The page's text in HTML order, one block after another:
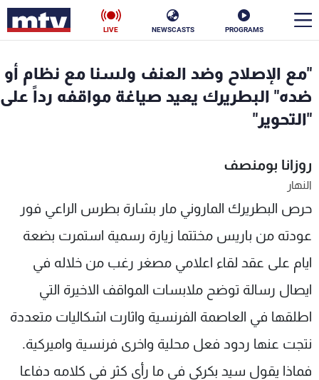
PROGRAMS
NEWSCASTS
LIVE
"مع الإصلاح وضد العنف ولسنا مع نظام أو
ضده" البطريرك يعيد صياغة مواقفه رداً على
"التحوير"
روزانا بومنصف
النهار
حرص البطريرك الماروني مار بشارة بطرس الراعي فور
عودته من باريس مختتما زيارة رسمية استمرت بضعة
ايام على عقد لقاء اعلامي مصغر رغب من خلاله في
ايصال رسالة توضح ملابسات المواقف الاخيرة التي
اطلقها في العاصمة الفرنسية واثارت اشكاليات متعددة
نتجت عنها ردود فعل محلية واخرى فرنسية واميركية.
فماذا يقول سيد بكركي في ما رأى كثر في كلامه دفاعا
الأخبار
سياسة
إقتصاد
كأس العالم
البرامج
جدول البرامج
شاهد البرامج
الترددات